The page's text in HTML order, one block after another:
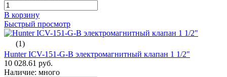
В корзину
Быстрый просмотр
(1)
Hunter ICV-151-G-B электромагнитный клапан 1 1/2"
10 028.61 руб.
Наличие: много